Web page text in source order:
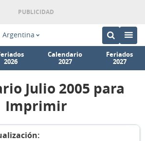
Argentina
2026
Calendario
2027
Feriados
2027
Julio 2005 para
Imprimir